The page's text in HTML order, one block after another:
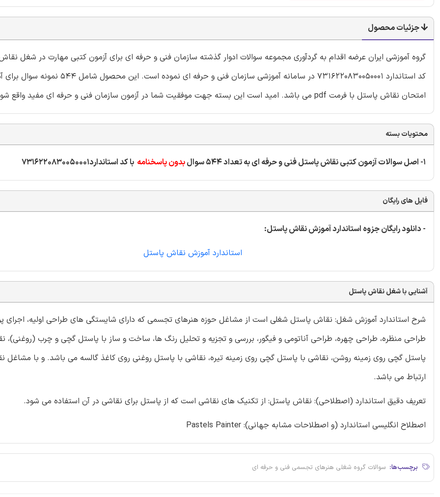
جزئیات محصول
گروه آموزشی ایران عرضه اقدام به گردآوری مجموعه سوالات ادوار گذشته سازمان فنی و حرفه ای برای آزمون کتبی مهارت در شغل
کد استاندارد 7316220830050001 در سامانه آموزشی سازمان فنی و حرفه ای نموده است.
امتحان نقاش پاستل با فرمت pdf می باشد. امید است این بسته جهت موفقیت شما در آزمون سازمان فنی و حرفه ای مفید واقع شود.
محتویات بسته
1- اصل سوالات آزمون کتبی نقاش پاستل فنی و حرفه ای به تعداد 544 سوال بدون پاسخنامه با کد استاندارد7316220830050001
فایل های رایگان
- دانلود رایگان جزوه استاندارد آموزش نقاش پاستل:
استاندارد آموزش نقاش پاستل
آشنایی با شغل نقاش پاستل
شرح استاندارد آموزش شغل: نقاش پاستل شغلی است از مشاغل حوزه هنرهای تجسمی که دارای شایستگی های طراحی اولیه، اجرای
طراحی منظره، طراحی چهره، طراحی آناتومی و فیگور، بررسی و تجزیه و تحلیل رنگ ها، ساخت و ساز با پاستل گچی و چرب (روغنی)،
پاستل گچی روی زمینه روشن، نقاشی با پاستل گچی روی زمینه تیره، نقاشی با پاستل روغنی روی کاغذ گالسه می باشد. و با مشاغل
ارتباط می باشد.
تعریف دقیق استاندارد (اصطلاحی): نقاش پاستل: از تکنیک های نقاشی است که از پاستل برای نقاشی در آن استفاده می شود.
اصطلاح انگلیسی استاندارد (و اصطلاحات مشابه جهانی): Pastels Painter
برچسب‌ها: سوالات گروه شغلی هنرهای تجسمی فنی و حرفه ای